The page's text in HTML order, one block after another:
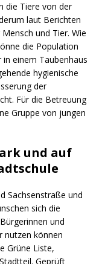
die Tiere von der
laut Berichten
und Tier. Wie
die Population
einem Taubenhaus
hygienische
der
Für die Betreuung
Gruppe von jungen
und auf
Sachsenstraße und
sich die
und
nutzen können
Grüne Liste,
Geprüft